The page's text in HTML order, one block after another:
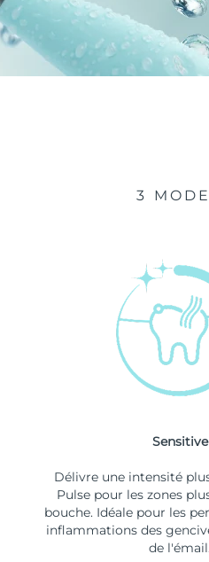
3
Sensitive
Délivre une intensité
Pulse pour les zones
bouche. Idéale pour les
inflammations des
de l'émail.